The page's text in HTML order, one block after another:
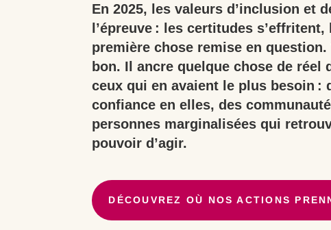
En 2025, les valeurs d’inclusion et
l’épreuve : les certitudes
première chose remise en
bon. Il ancre quelque chose de réel
ceux qui en avaient le plus besoin :
confiance en elles, des
personnes marginalisées qui
pouvoir d’agir.
DÉCOUVREZ OÙ NOS ACTIONS